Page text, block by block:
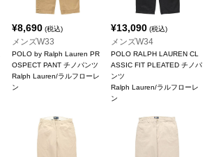
¥8,690(税込)
メンズW33
POLO by Ralph Lauren PR
OSPECT PANT チノパンツ
Ralph Lauren/ラルフローレ
ン
¥13,090 (税込)
メンズW34
POLO RALPH LAUREN CL
ASSIC FIT PLEATED チノパ
ンツ
Ralph Lauren/ラルフローレ
ン